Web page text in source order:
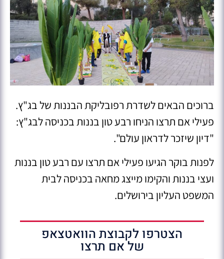
ברוכים הבאים לשדרת רפובליקת הבננות של בג"ץ.
פעילי אם תרצו הניחו רבע טון בננות בכניסה לבג"ץ:
"דיון שיזכר לדראון עולם".
לפנות בוקר הגיעו פעילי אם תרצו עם רבע טון בננות
ועצי בננות והקימו מייצג מחאה בכניסה לבית
המשפט העליון בירושלים.
הצטרפו לקבוצת הוואטצאפ
של אם תרצו